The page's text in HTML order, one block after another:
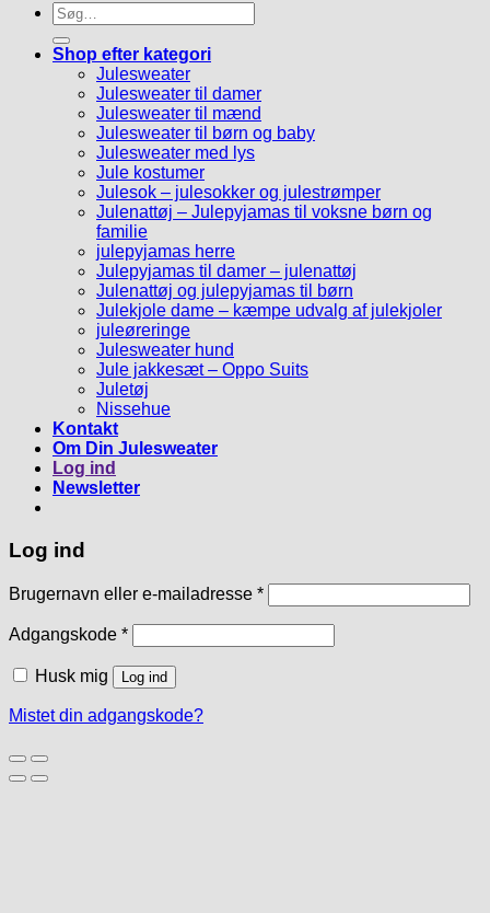
Søg
efter:
Shop efter kategori
Julesweater
Julesweater til damer
Julesweater til mænd
Julesweater til børn og baby
Julesweater med lys
Jule kostumer
Julesok – julesokker og julestrømper
Julenattøj – Julepyjamas til voksne børn og
familie
julepyjamas herre
Julepyjamas til damer – julenattøj
Julenattøj og julepyjamas til børn
Julekjole dame – kæmpe udvalg af julekjoler
juleøreringe
Julesweater hund
Jule jakkesæt – Oppo Suits
Juletøj
Nissehue
Kontakt
Om Din Julesweater
Log ind
Newsletter
Log ind
Brugernavn eller e-mailadresse *
Adgangskode *
Husk mig Log ind
Mistet din adgangskode?